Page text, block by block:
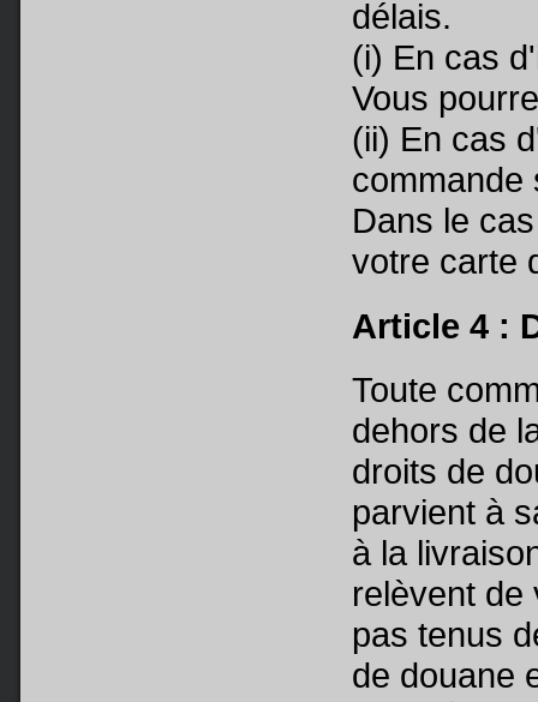
délais.
(i) En cas
Vous
(ii) En cas
commande
Dans le
votre carte
Article 4 :
Toute
dehors de
droits de
parvient à
à la
relèvent de
pas tenus
de douane